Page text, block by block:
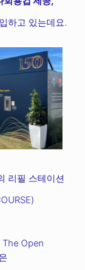
하고 있는데요.
리필 스테이션
The Open